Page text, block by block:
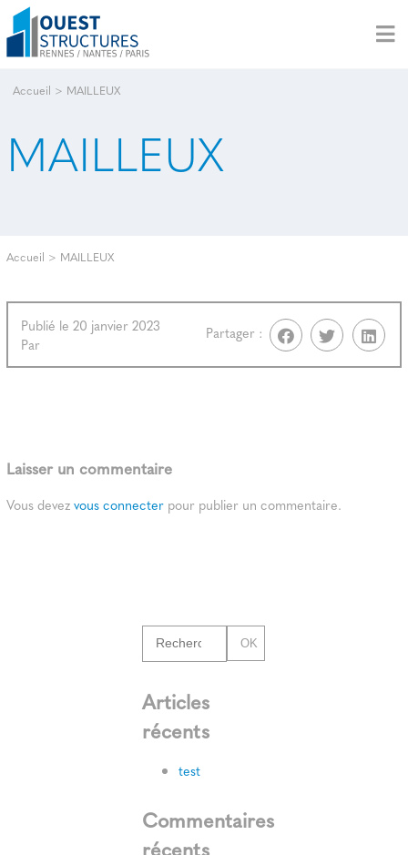
Accueil > MAILLEUX
MAILLEUX
Accueil > MAILLEUX
Publié le 20 janvier 2023
Par
Partager :
Laisser un commentaire
Vous devezvous connecter pour publier un commentaire.
OK
Articles
récents
test
Commentaires
récents